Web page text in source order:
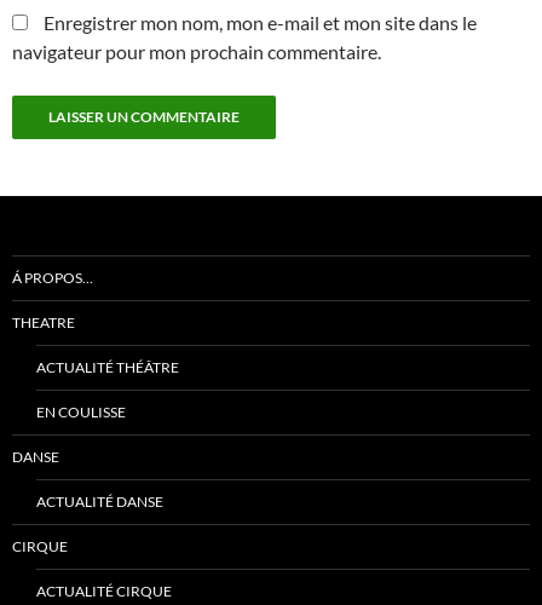
Enregistrer mon nom, mon e-mail et mon site dans le
navigateur pour mon prochain commentaire.
Á PROPOS…
THEATRE
ACTUALITÉ THÉÂTRE
EN COULISSE
DANSE
ACTUALITÉ DANSE
CIRQUE
ACTUALITÉ CIRQUE